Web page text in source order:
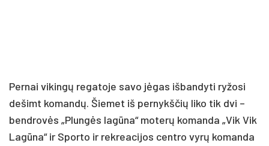
Per­nai vi­kin­gų re­ga­to­je sa­vo jė­gas iš­ban­dy­ti ry­žo­si
de­šimt ko­man­dų. Šie­met iš per­nykš­čių li­ko tik dvi –
bend­ro­vės „Plun­gės la­gū­na“ mo­te­rų ko­man­da „Vik Vik
La­gū­na“ ir Spor­to ir rek­rea­ci­jos cent­ro vy­rų ko­man­da